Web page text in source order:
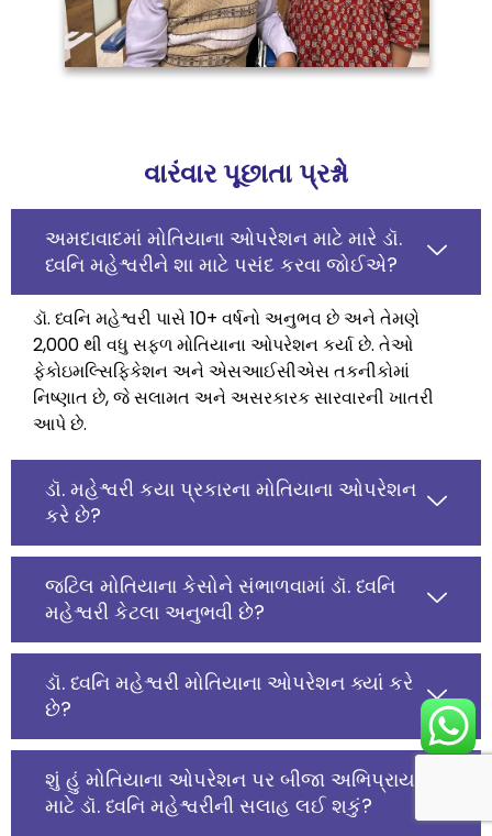
વારંવાર પૂછાતા પ્રશ્નો
અમદાવાદમાં મોતિયાના ઓપરેશન માટે મારે ડૉ.
ધ્વનિ મહેશ્વરીને શા માટે પસંદ કરવા જોઈએ?
ડૉ. ધ્વનિ મહેશ્વરી પાસે 10+ વર્ષનો અનુભવ છે અને તેમણે
2,000 થી વધુ સફળ મોતિયાના ઓપરેશન કર્યા છે. તેઓ
ફેકોઇમલ્સિફિકેશન અને એસઆઈસીએસ તકનીકોમાં
નિષ્ણાત છે, જે સલામત અને અસરકારક સારવારની ખાતરી
આપે છે.
ડૉ. મહેશ્વરી કયા પ્રકારના મોતિયાના ઓપરેશન
કરે છે?
જટિલ મોતિયાના કેસોને સંભાળવામાં ડૉ. ધ્વનિ
મહેશ્વરી કેટલા અનુભવી છે?
ડૉ. ધ્વનિ મહેશ્વરી મોતિયાના ઓપરેશન ક્યાં કરે
છે?
શું હું મોતિયાના ઓપરેશન પર બીજા અભિપ્રાય
માટે ડૉ. ધ્વનિ મહેશ્વરીની સલાહ લઈ શકું?